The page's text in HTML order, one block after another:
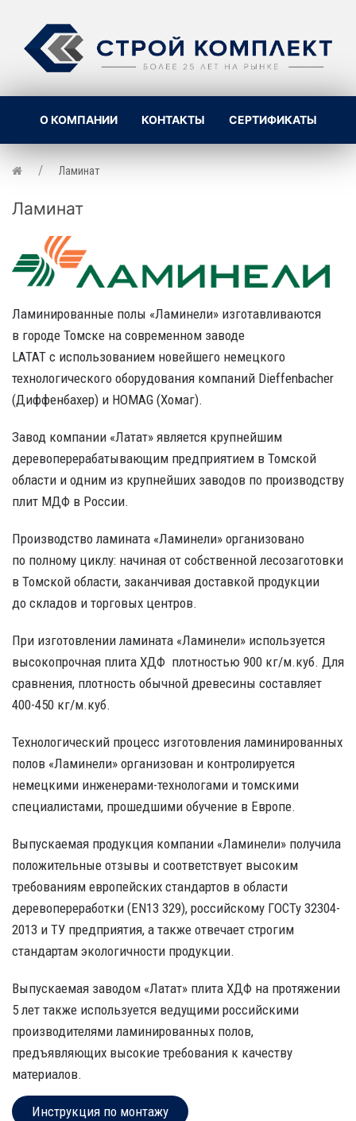
О КОМПАНИИ КОНТАКТЫ СЕРТИФИКАТЫ
Ламинат
Ламинат
Ламинированные полы «Ламинели» изготавливаются
в городе Томске на современном заводе
LATAT с использованием новейшего немецкого
технологического оборудования компаний Dieffenbacher
(Диффенбахер) и HOMAG (Хомаг).
Завод компании «Латат» является крупнейшим
деревоперерабатывающим предприятием в Томской
области и одним из крупнейших заводов по производству
плит МДФ в России.
Производство ламината «Ламинели» организовано
по полному циклу: начиная от собственной лесозаготовки
в Томской области, заканчивая доставкой продукции
до складов и торговых центров.
При изготовлении ламината «Ламинели» используется
высокопрочная плита ХДФ плотностью 900 кг/м.куб. Для
сравнения, плотность обычной древесины составляет
400-450 кг/м.куб.
Технологический процесс изготовления ламинированных
полов «Ламинели» организован и контролируется
немецкими инженерами-технологами и томскими
специалистами, прошедшими обучение в Европе.
Выпускаемая продукция компании «Ламинели» получила
положительные отзывы и соответствует высоким
требованиям европейских стандартов в области
деревопереработки (EN13 329), российскому ГОСТу 32304-
2013 и ТУ предприятия, а также отвечает строгим
стандартам экологичности продукции.
Выпускаемая заводом «Латат» плита ХДФ на протяжении
5 лет также используется ведущими российскими
производителями ламинированных полов,
предъявляющих высокие требования к качеству
материалов.
Инструкция по монтажу